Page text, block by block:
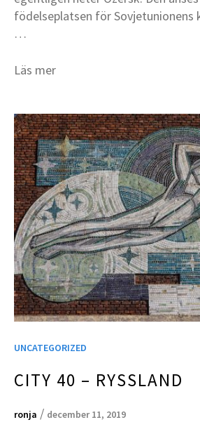
födelseplatsen för Sovjetunionens
…
Läs mer
UNCATEGORIZED
CITY 40 – RYSSLAND
ronja / december 11, 2019